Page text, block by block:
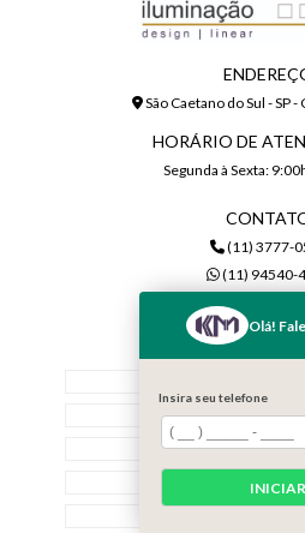
São Caetano do Sul - SP
HORÁRIO DE
Segunda à Sexta:
(11) 3777-
(11) 94540-
Quem
Serviços
Contato
Olá!
Insira seu telefone